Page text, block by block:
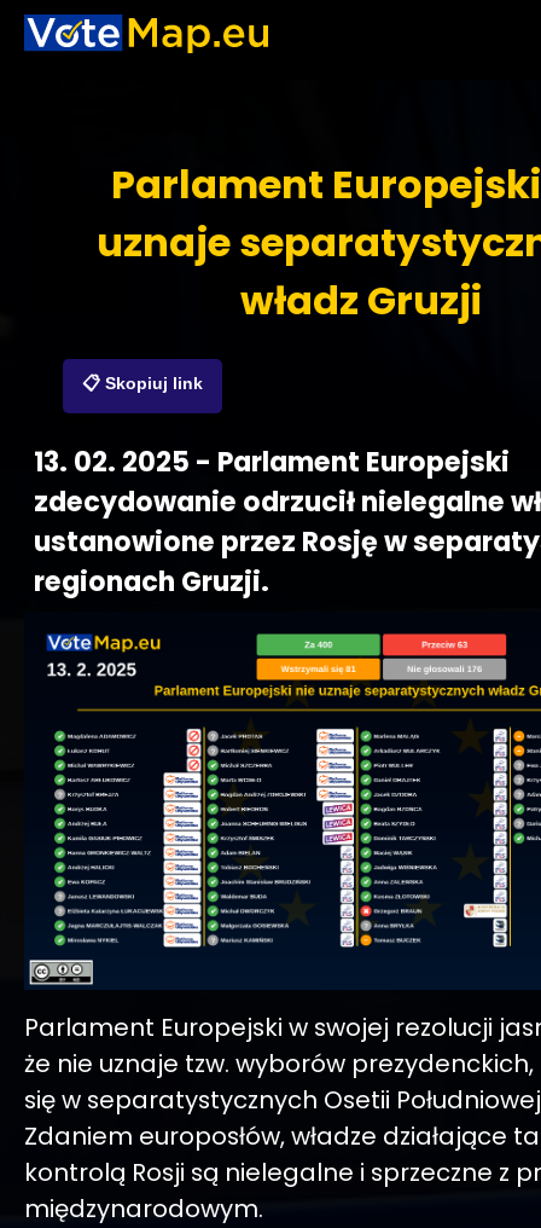
Parlament
uznaje
władz Gruzji
📋 Skopiuj link
13. 02. 2025 - Parlament Europejski
zdecydowanie odrzucił nielegalne
ustanowione przez Rosję w
regionach Gruzji.
Parlament Europejski w swojej rezolucji
że nie uznaje tzw. wyborów
się w separatystycznych Osetii
Zdaniem europosłów, władze działające
kontrolą Rosji są nielegalne i sprzeczne z
międzynarodowym.